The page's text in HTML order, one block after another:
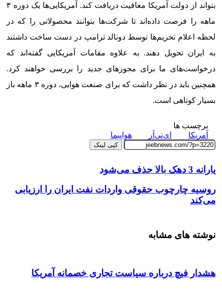
بتواند از دولت آمریکا معافیت دریافت کند. آمریکایی‌ها یک دوره ۳
ماهه را فرصت داده‌اند تا شرکت‌ها بتوانند محصولاتی را که در
لحظه اعلام تحریم‌ها توسط دونالد ترامپ در دست ساخت داشتند
به ایران تحویل دهند. به علاوه مقامات آمریکایی گفته‌اند که
درخواست‌های ما برای مجوزهای جدید را بررسی خواهند کرد.
همچنین باید در نظر داشت که برای صنعت هوایی، دوره ۳ ماهه باز
بسیار کوتاهی است.
برچسب ها
آمریکا
ای‌تی‌آر هواپیما
کپی لینک
یارانه 3 دهک بالا حذف می‌شود
روسیه چارچوب حقوقی واردات نفت ایران را ارزیابی
می‌کند
نوشته های مشابه
هشدار فیچ درباره سیاست تجاری خصمانه آمریکا